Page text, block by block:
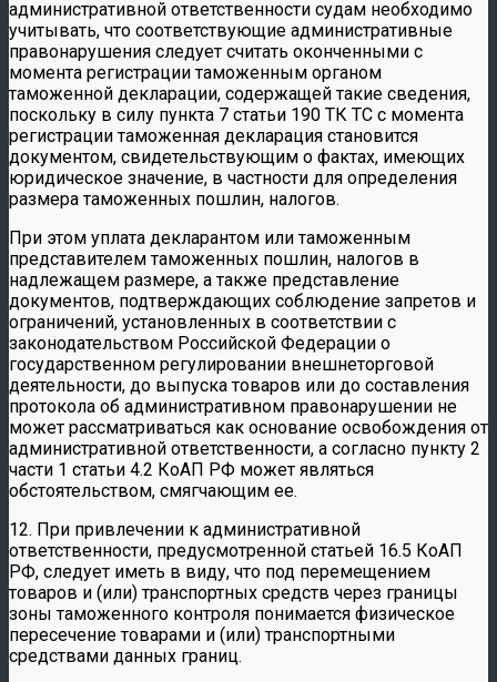
административной ответственности судам необходимо
учитывать, что соответствующие административные
правонарушения следует считать оконченными с
момента регистрации таможенным органом
таможенной декларации, содержащей такие сведения,
поскольку в силу пункта 7 статьи 190 ТК ТС с момента
регистрации таможенная декларация становится
документом, свидетельствующим о фактах, имеющих
юридическое значение, в частности для определения
размера таможенных пошлин, налогов.
При этом уплата декларантом или таможенным
представителем таможенных пошлин, налогов в
надлежащем размере, а также представление
документов, подтверждающих соблюдение запретов и
ограничений, установленных в соответствии с
законодательством Российской Федерации о
государственном регулировании внешнеторговой
деятельности, до выпуска товаров или до составления
протокола об административном правонарушении не
может рассматриваться как основание освобождения от
административной ответственности, а согласно пункту 2
части 1 статьи 4.2 КоАП РФ может являться
обстоятельством, смягчающим ее.
12. При привлечении к административной
ответственности, предусмотренной статьей 16.5 КоАП
РФ, следует иметь в виду, что под перемещением
товаров и (или) транспортных средств через границы
зоны таможенного контроля понимается физическое
пересечение товарами и (или) транспортными
средствами данных границ.